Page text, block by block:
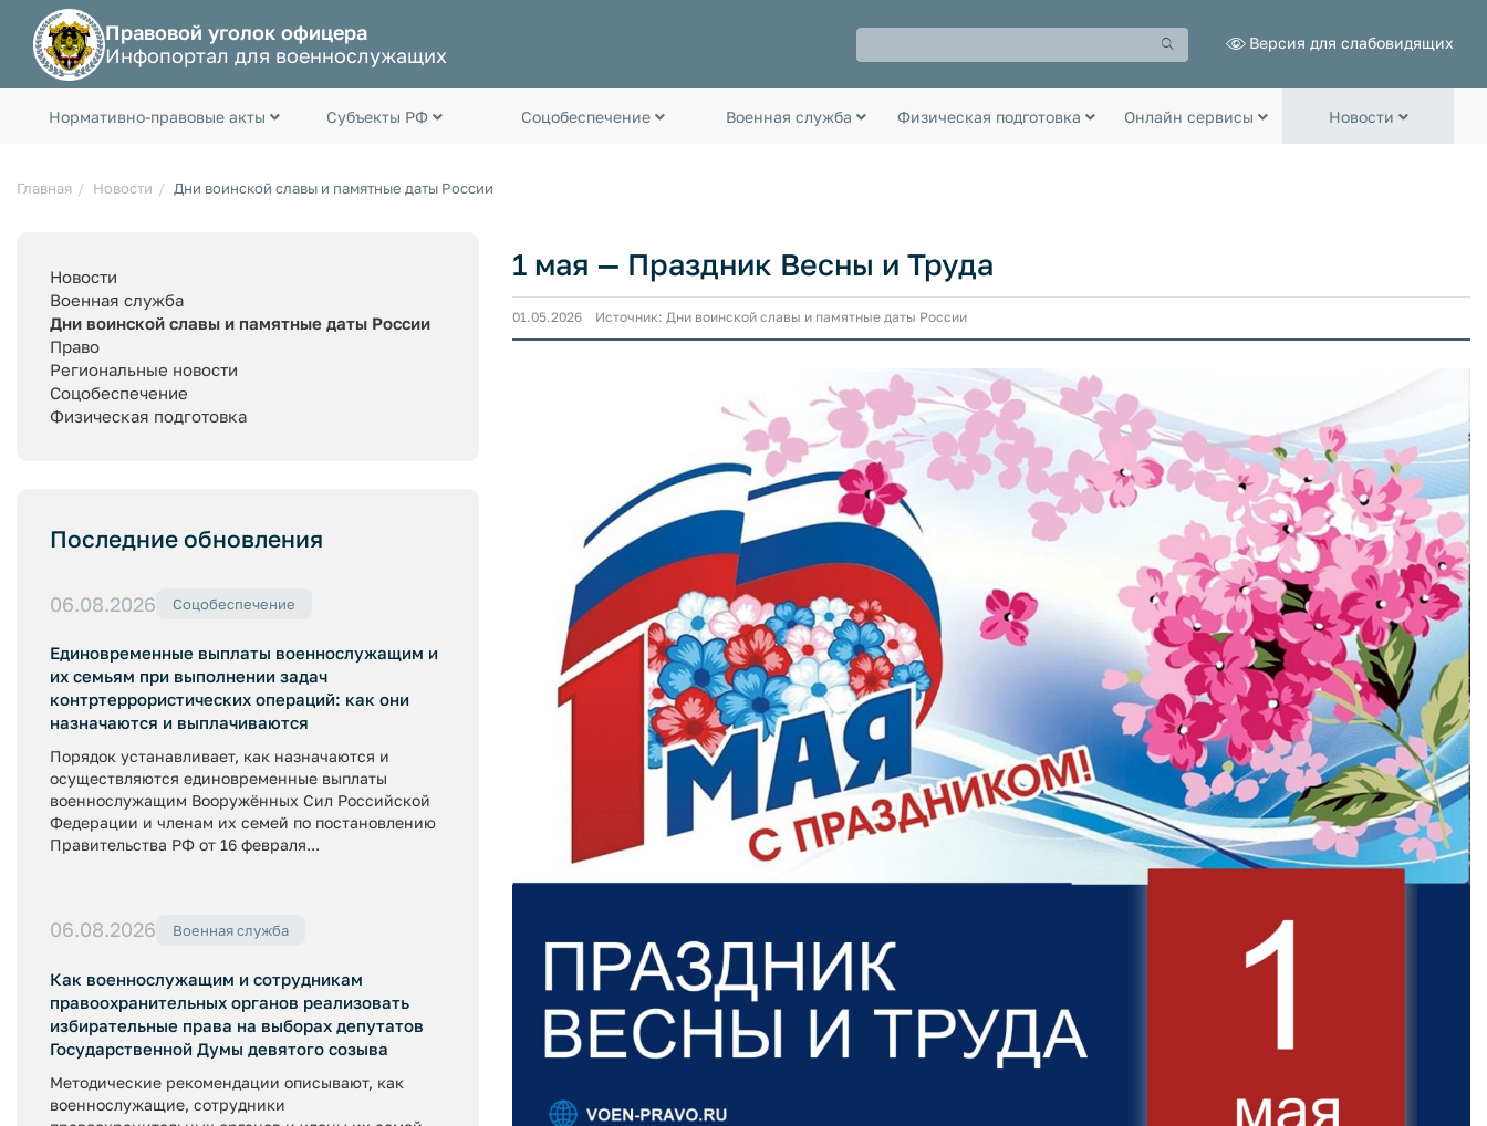
Правовой уголок офицера
Инфопортал для военнослужащих
Версия для слабовидящих
Нормативно-правовые акты Субъекты РФ Соцобеспечение Военная служба Физическая подготовка Онлайн сервисы Новости
Главная Новости Дни воинской славы и памятные даты России
Новости
Военная служба
Дни воинской славы и памятные даты России
Право
Региональные новости
Соцобеспечение
Физическая подготовка
Последние обновления
06.08.2026 Соцобеспечение
Единовременные выплаты военнослужащим и
их семьям при выполнении задач
контртеррористических операций: как они
назначаются и выплачиваются
Порядок устанавливает, как назначаются и
осуществляются единовременные выплаты
военнослужащим Вооружённых Сил Российской
Федерации и членам их семей по постановлению
Правительства РФ от 16 февраля...
06.08.2026 Военная служба
Как военнослужащим и сотрудникам
правоохранительных органов реализовать
избирательные права на выборах депутатов
Государственной Думы девятого созыва
Методические рекомендации описывают, как
военнослужащие, сотрудники
1 мая — Праздник Весны и Труда
01.05.2026 Источник: Дни воинской славы и памятные даты России